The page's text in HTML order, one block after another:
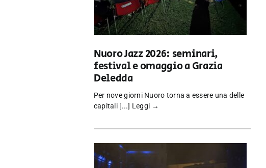
Nuoro Jazz 2026: seminari,
festival e omaggio a Grazia
Deledda
Per nove giorni Nuoro torna a essere una delle
capitali [...] Leggi →